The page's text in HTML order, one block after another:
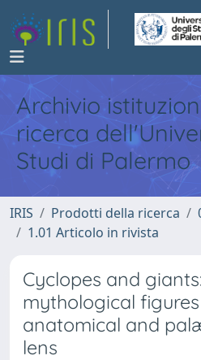
Archivio
ricerca
Studi di Palermo
IRIS Prodotti della ricerca
1.01 Articolo in rivista
Cyclopes and
mythological
anatomical and
lens